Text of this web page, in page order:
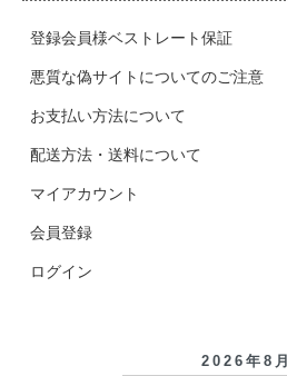
登録会員様ベストレート保証
悪質な偽サイトについてのご注意
お支払い方法について
配送方法・送料について
マイアカウント
会員登録
ログイン
2026年8月